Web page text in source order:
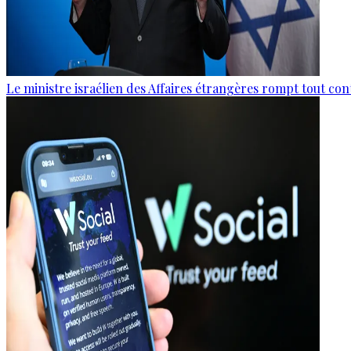
Le ministre israélien des Affaires étrangères rompt tout